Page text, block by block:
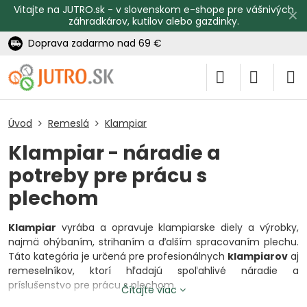
✕
Vitajte na JUTRO.sk - v slovenskom e-shope pre vášnivých
záhradkárov, kutilov alebo gazdinky.
Doprava zadarmo nad 69 €
Úvod Remeslá Klampiar
Klampiar - náradie a
potreby pre prácu s
plechom
Klampiar vyrába a opravuje klampiarske diely a výrobky,
najmä ohýbaním, strihaním a ďalším spracovaním plechu.
Táto kategória je určená pre profesionálnych klampiarov aj
remeselníkov, ktorí hľadajú spoľahlivé náradie a
príslušenstvo pre prácu s plechom.
Čítajte viac